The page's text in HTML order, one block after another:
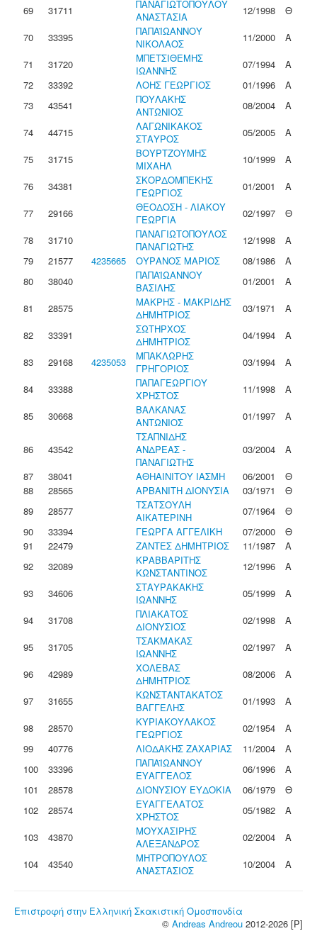
69 31711
ΠΑΝΑΓΙΩΤΟΠΟΥΛΟΥ
ΑΝΑΣΤΑΣΙΑ
12/1998
Θ
70
33395
ΠΑΠΑΪΩΑΝΝΟΥ
ΝΙΚΟΛΑΟΣ
11/2000
Α
71
31720
ΜΠΕΤΣΙΘΕΜΗΣ
ΙΩΑΝΝΗΣ
07/1994
Α
72
33392 ΛΟΗΣ ΓΕΩΡΓΙΟΣ 01/1996
Α
73
43541
ΠΟΥΛΑΚΗΣ
ΑΝΤΩΝΙΟΣ
08/2004
Α
74
44715
ΛΑΓΩΝΙΚΑΚΟΣ
ΣΤΑΥΡΟΣ
05/2005
Α
75
31715
ΒΟΥΡΤΖΟΥΜΗΣ
ΜΙΧΑΗΛ
10/1999
Α
76
34381
ΣΚΟΡΔΟΜΠΕΚΗΣ
ΓΕΩΡΓΙΟΣ
01/2001
Α
77
29166
ΘΕΟΔΟΣΗ - ΛΙΑΚΟΥ
ΓΕΩΡΓΙΑ
02/1997
Θ
78
31710
ΠΑΝΑΓΙΩΤΟΠΟΥΛΟΣ
ΠΑΝΑΓΙΩΤΗΣ
12/1998
Α
79
21577 4235665 ΟΥΡΑΝΟΣ ΜΑΡΙΟΣ 08/1986
Α
80
38040
ΠΑΠΑΪΩΑΝΝΟΥ
ΒΑΣΙΛΗΣ
01/2001
Α
81
28575
ΜΑΚΡΗΣ - ΜΑΚΡΙΔΗΣ
ΔΗΜΗΤΡΙΟΣ
03/1971
Α
82
33391
ΣΩΤΗΡΧΟΣ
ΔΗΜΗΤΡΙΟΣ
04/1994
Α
83
29168 4235053
ΜΠΑΚΛΩΡΗΣ
ΓΡΗΓΟΡΙΟΣ
03/1994
Α
84
33388
ΠΑΠΑΓΕΩΡΓΙΟΥ
ΧΡΗΣΤΟΣ
11/1998
Α
85
30668
ΒΑΛΚΑΝΑΣ
ΑΝΤΩΝΙΟΣ
01/1997 Α
86 43542
ΤΣΑΠΝΙΔΗΣ
ΑΝΔΡΕΑΣ -
ΠΑΝΑΓΙΩΤΗΣ
03/2004
Α
87
38041 ΑΘΗΑΙΝΙΤΟΥ ΙΑΣΜΗ 06/2001
Θ
88
28565 ΑΡΒΑΝΙΤΗ ΔΙΟΝΥΣΙΑ 03/1971
Θ
89
28577
ΤΣΑΤΣΟΥΛΗ
ΑΙΚΑΤΕΡΙΝΗ
07/1964
Θ
90
33394 ΓΕΩΡΓΑ ΑΓΓΕΛΙΚΗ 07/2000
Θ
91
22479 ΖΑΝΤΕΣ ΔΗΜΗΤΡΙΟΣ 11/1987
Α
92
32089
ΚΡΑΒΒΑΡΙΤΗΣ
ΚΩΝΣΤΑΝΤΙΝΟΣ
12/1996
Α
93
34606
ΣΤΑΥΡΑΚΑΚΗΣ
ΙΩΑΝΝΗΣ
05/1999
Α
94
31708
ΠΛΙΑΚΑΤΟΣ
ΔΙΟΝΥΣΙΟΣ
02/1998
Α
95
31705
ΤΣΑΚΜΑΚΑΣ
ΙΩΑΝΝΗΣ
02/1997
Α
96
42989
ΧΟΛΕΒΑΣ
ΔΗΜΗΤΡΙΟΣ
08/2006
Α
97
31655
ΚΩΝΣΤΑΝΤΑΚΑΤΟΣ
ΒΑΓΓΕΛΗΣ
01/1993
Α
98
28570
ΚΥΡΙΑΚΟΥΛΑΚΟΣ
ΓΕΩΡΓΙΟΣ
02/1954
Α
99
40776 ΛΙΟΔΑΚΗΣ ΖΑΧΑΡΙΑΣ 11/2004
Α
100
33396
ΠΑΠΑΪΩΑΝΝΟΥ
ΕΥΑΓΓΕΛΟΣ
06/1996
Α
101
28578 ΔΙΟΝΥΣΙΟΥ ΕΥΔΟΚΙΑ 06/1979
Θ
102
28574
ΕΥΑΓΓΕΛΑΤΟΣ
ΧΡΗΣΤΟΣ
05/1982
Α
103
43870
ΜΟΥΧΑΣΙΡΗΣ
ΑΛΕΞΑΝΔΡΟΣ
02/2004
Α
104
43540
ΜΗΤΡΟΠΟΥΛΟΣ
ΑΝΑΣΤΑΣΙΟΣ
10/2004 Α
Επιστροφή στην Ελληνική Σκακιστική Ομοσπονδία
© Andreas Andreou 2012-2026 [P]